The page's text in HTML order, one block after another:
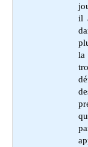
il
la